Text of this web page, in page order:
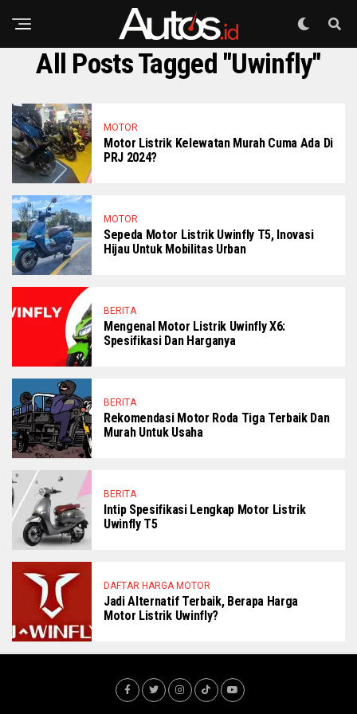
All Posts Tagged "Uwinfly"
MOTOR
Motor Listrik Kelewatan Murah Cuma Ada Di
PRJ 2024?
MOTOR
Sepeda Motor Listrik Uwinfly T5, Inovasi
Hijau Untuk Mobilitas Urban
BERITA
Mengenal Motor Listrik Uwinfly X6:
Spesifikasi Dan Harganya
BERITA
Rekomendasi Motor Roda Tiga Terbaik Dan
Murah Untuk Usaha
BERITA
Intip Spesifikasi Lengkap Motor Listrik
Uwinfly T5
DAFTAR HARGA MOTOR
Jadi Alternatif Terbaik, Berapa Harga
Motor Listrik Uwinfly?